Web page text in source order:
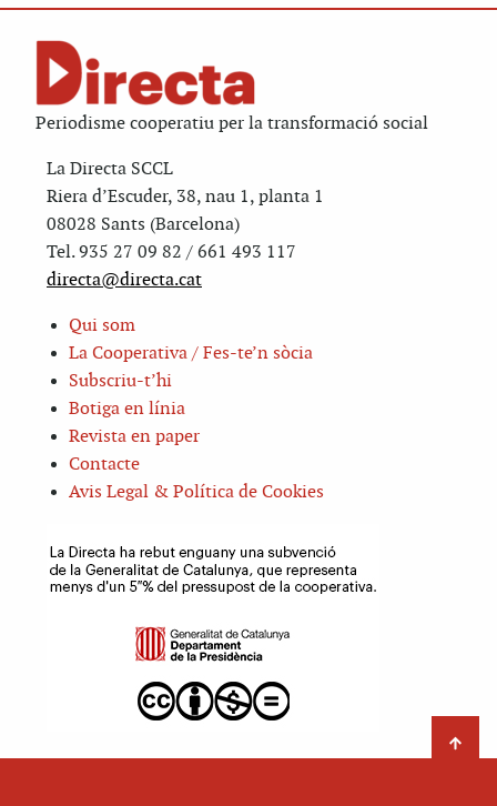
Periodisme cooperatiu per la transformació social
La Directa SCCL
Riera d’Escuder, 38, nau 1, planta 1
08028 Sants (Barcelona)
Tel. 935 27 09 82 / 661 493 117
directa@directa.cat
Qui som
La Cooperativa / Fes-te’n sòcia
Subscriu-t’hi
Botiga en línia
Revista en paper
Contacte
Avis Legal & Política de Cookies